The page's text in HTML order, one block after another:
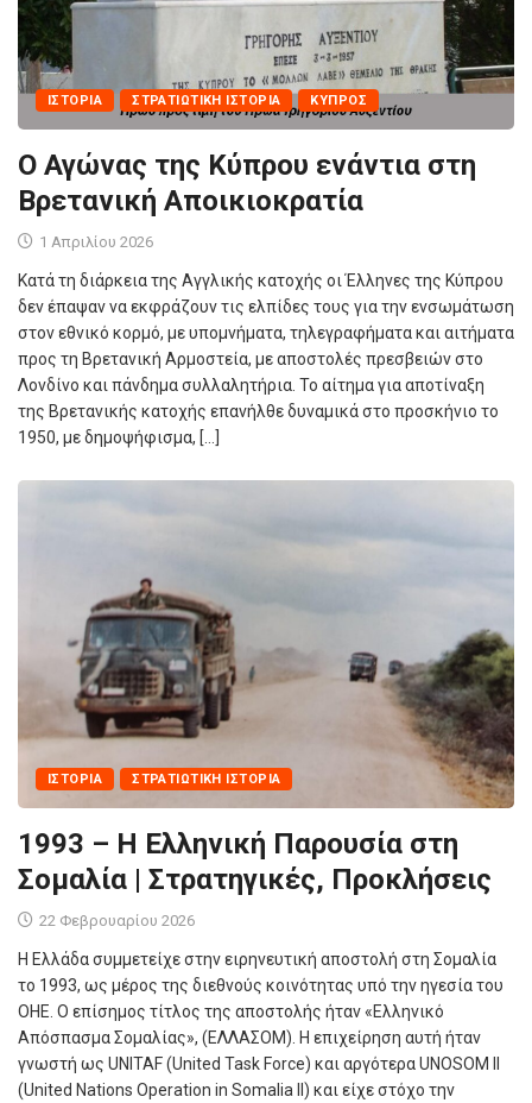
ΙΣΤΟΡΊΑ ΣΤΡΑΤΙΩΤΙΚΉ ΙΣΤΟΡΊΑ ΚΎΠΡΟΣ
Ο Αγώνας της Κύπρου ενάντια στη
Βρετανική Αποικιοκρατία
1 Απριλίου 2026
Κατά τη διάρκεια της Αγγλικής κατοχής οι Έλληνες της Κύπρου
δεν έπαψαν να εκφράζουν τις ελπίδες τους για την ενσωμάτωση
στον εθνικό κορμό, με υπομνήματα, τηλεγραφήματα και αιτήματα
προς τη Βρετανική Αρμοστεία, με αποστολές πρεσβειών στο
Λονδίνο και πάνδημα συλλαλητήρια. Το αίτημα για αποτίναξη
της Βρετανικής κατοχής επανήλθε δυναμικά στο προσκήνιο το
1950, με δημοψήφισμα, […]
ΙΣΤΟΡΊΑ ΣΤΡΑΤΙΩΤΙΚΉ ΙΣΤΟΡΊΑ
1993 – Η Ελληνική Παρουσία στη
Σομαλία | Στρατηγικές, Προκλήσεις
22 Φεβρουαρίου 2026
Η Ελλάδα συμμετείχε στην ειρηνευτική αποστολή στη Σομαλία
το 1993, ως μέρος της διεθνούς κοινότητας υπό την ηγεσία του
ΟΗΕ. Ο επίσημος τίτλος της αποστολής ήταν «Ελληνικό
Απόσπασμα Σομαλίας», (ΕΛΛΑΣΟΜ). Η επιχείρηση αυτή ήταν
γνωστή ως UNITAF (United Task Force) και αργότερα UNOSOM II
(United Nations Operation in Somalia II) και είχε στόχο την